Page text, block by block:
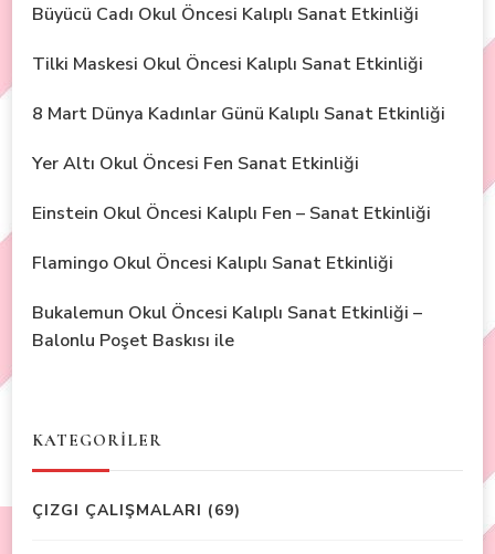
Büyücü Cadı Okul Öncesi Kalıplı Sanat Etkinliği
Tilki Maskesi Okul Öncesi Kalıplı Sanat Etkinliği
8 Mart Dünya Kadınlar Günü Kalıplı Sanat Etkinliği
Yer Altı Okul Öncesi Fen Sanat Etkinliği
Einstein Okul Öncesi Kalıplı Fen – Sanat Etkinliği
Flamingo Okul Öncesi Kalıplı Sanat Etkinliği
Bukalemun Okul Öncesi Kalıplı Sanat Etkinliği –
Balonlu Poşet Baskısı ile
KATEGORİLER
ÇIZGI ÇALIŞMALARI (69)